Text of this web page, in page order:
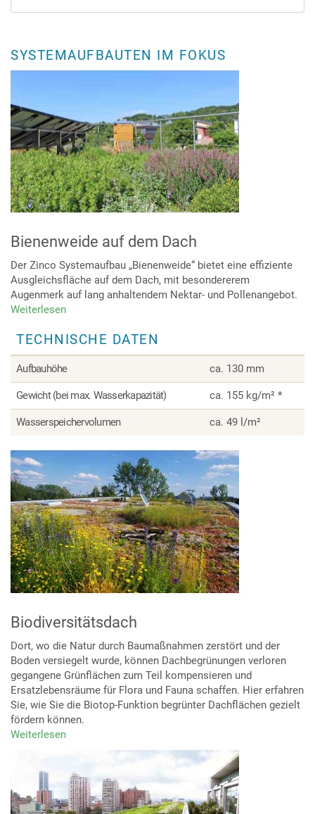
für
Dachbegrünung
SYSTEMAUFBAUTEN IM FOKUS
Bienenweide auf dem Dach
Der Zinco Systemaufbau „Bienenweide“ bietet eine effiziente
Ausgleichsfläche auf dem Dach, mit besondererem
Augenmerk auf lang anhaltendem Nektar- und Pollenangebot.
Weiterlesen
auf
dem
Dach
TECHNISCHE DATEN
Aufbauhöhe ca. 130 mm
Gewicht (bei max. Wasserkapazität) ca. 155 kg/m² *
Wasserspeichervolumen ca. 49 l/m²
Biodiversitätsdach
Dort, wo die Natur durch Baumaßnahmen zerstört und der
Boden versiegelt wurde, können Dachbegrünungen verloren
gegangene Grünflächen zum Teil kompensieren und
Ersatzlebensräume für Flora und Fauna schaffen. Hier erfahren
Sie, wie Sie die Biotop-Funktion begrünter Dachflächen gezielt
fördern können.
Weiterlesen
Biodiversitätsdach